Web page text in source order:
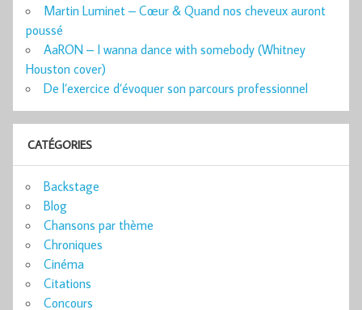
Martin Luminet – Cœur & Quand nos cheveux auront
poussé
AaRON – I wanna dance with somebody (Whitney
Houston cover)
De l’exercice d’évoquer son parcours professionnel
CATÉGORIES
Backstage
Blog
Chansons par thème
Chroniques
Cinéma
Citations
Concours